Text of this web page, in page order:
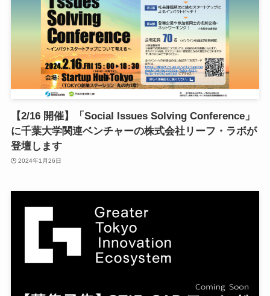
【2/16 開催】「Social Issues Solving Conference」
に千葉大学関連ベンチャーの株式会社リーフ・ラボが
登壇します
2024年1月26日